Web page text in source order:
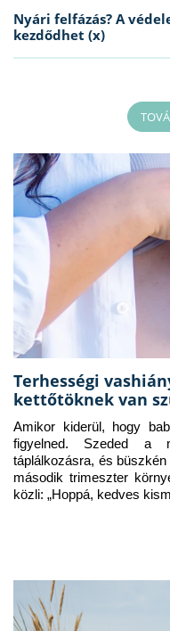
Nyári felfázás? A
kezdődhet (x)
Terhességi
kettőtöknek van
Amikor kiderül, hogy
figyelned. Szeded a
táplálkozásra, és
második trimeszter
közli: „Hoppá, kedves